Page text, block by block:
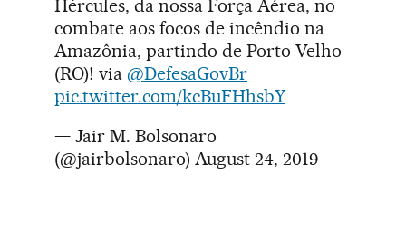
Hércules, da nossa Força Aérea, no
combate aos focos de incêndio na
Amazônia, partindo de Porto Velho
(RO)! via @DefesaGovBr
pic.twitter.com/kcBuFHhsbY
— Jair M. Bolsonaro
(@jairbolsonaro) August 24, 2019